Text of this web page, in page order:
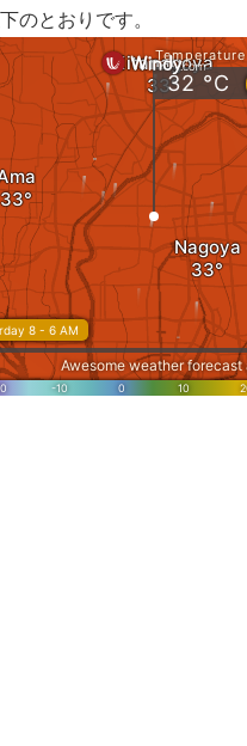
のとおりです。